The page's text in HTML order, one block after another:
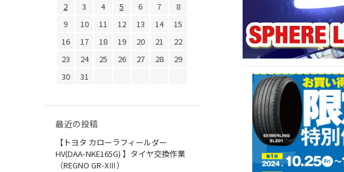
2
3 4 5 6 7
8
9
10 11 12 13 14
15
16
17 18 19 20 21
22
23
24 25 26 27 28
29
30
31
最近の投稿
【トヨタ カローラフィールダー
HV(DAA-NKE165G) 】タイヤ交換作業
（REGNO GR-XⅢ）